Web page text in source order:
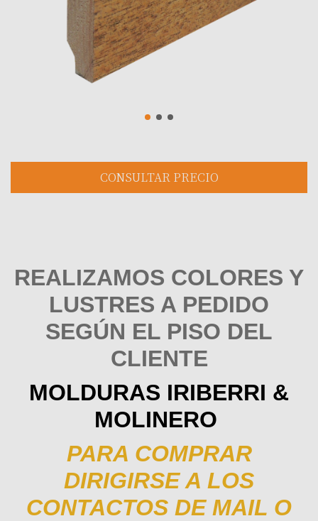
REALIZAMOS COLORES Y
LUSTRES A PEDIDO
SEGÚN EL PISO DEL
CLIENTE
MOLDURAS IRIBERRI &
MOLINERO
PARA COMPRAR
DIRIGIRSE A LOS
CONTACTOS DE MAIL O